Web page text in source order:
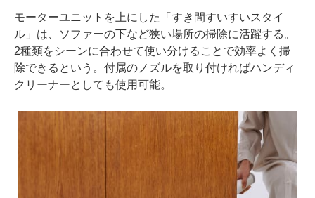
モーターユニットを上にした「すき間すいすいスタイ
ル」は、ソファーの下など狭い場所の掃除に活躍する。
2種類をシーンに合わせて使い分けることで効率よく掃
除できるという。付属のノズルを取り付ければハンディ
クリーナーとしても使用可能。